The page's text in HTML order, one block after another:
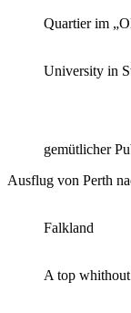
Quartier im
University in
gemütlicher
Ausflug von Perth
Falkland
A top